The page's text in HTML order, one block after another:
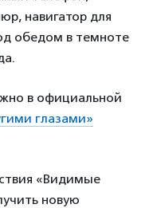
навигатор для
обедом в темноте
в официальной
глазами»
«Видимые
новую